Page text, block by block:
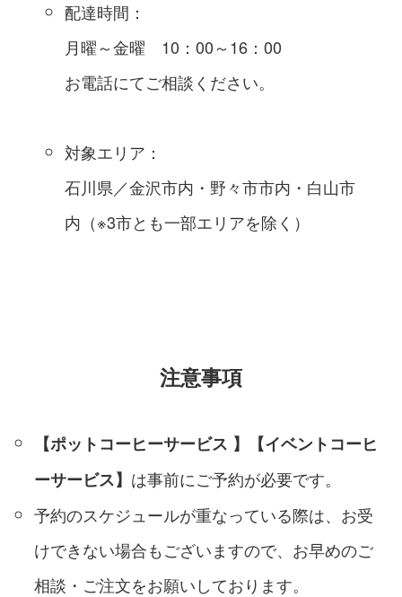
配達時間：
月曜～金曜 10：00～16：00
お電話にてご相談ください。
対象エリア：
石川県／金沢市内・野々市市内・白山市
内（※3市とも一部エリアを除く）
注意事項
【ポットコーヒーサービス 】
【イベントコーヒ
ーサービス】 は事前にご予約が必要です。
予約のスケジュールが重なっている際は、お受
けできない場合もございますので、お早めのご
相談・ご注文をお願いしております。